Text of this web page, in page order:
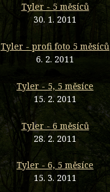
Tyler - 5 měsíců
30. 1. 2011
Tyler - profi foto 5 měsíců
6. 2. 2011
Tyler - 5, 5 měsíce
15. 2. 2011
Tyler - 6 měsíců
28. 2. 2011
Tyler - 6, 5 měsíce
15. 3. 2011